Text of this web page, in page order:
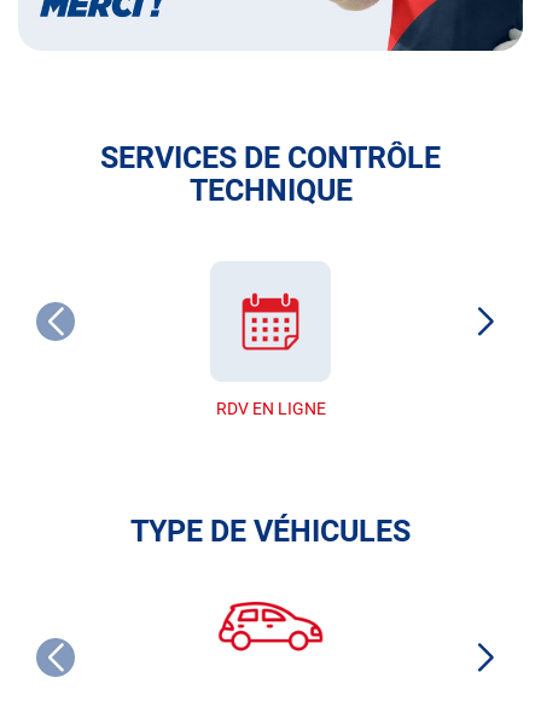
SERVICES DE CONTRÔLE
TECHNIQUE
RDV EN LIGNE
TYPE DE VÉHICULES